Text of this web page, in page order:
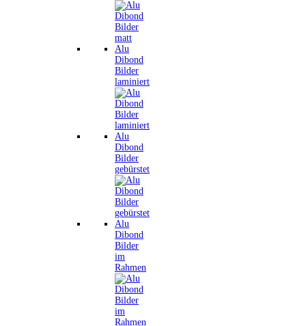
Alu
Dibond
Bilder
laminiert
Alu
Dibond
Bilder
gebürstet
Alu
Dibond
Bilder
im
Rahmen